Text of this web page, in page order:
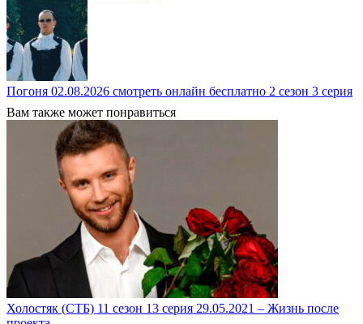
Погоня 02.08.2026 смотреть онлайн бесплатно 2 сезон 3 серия
Вам также может понравиться
Холостяк (СТБ) 11 сезон 13 серия 29.05.2021 – Жизнь после